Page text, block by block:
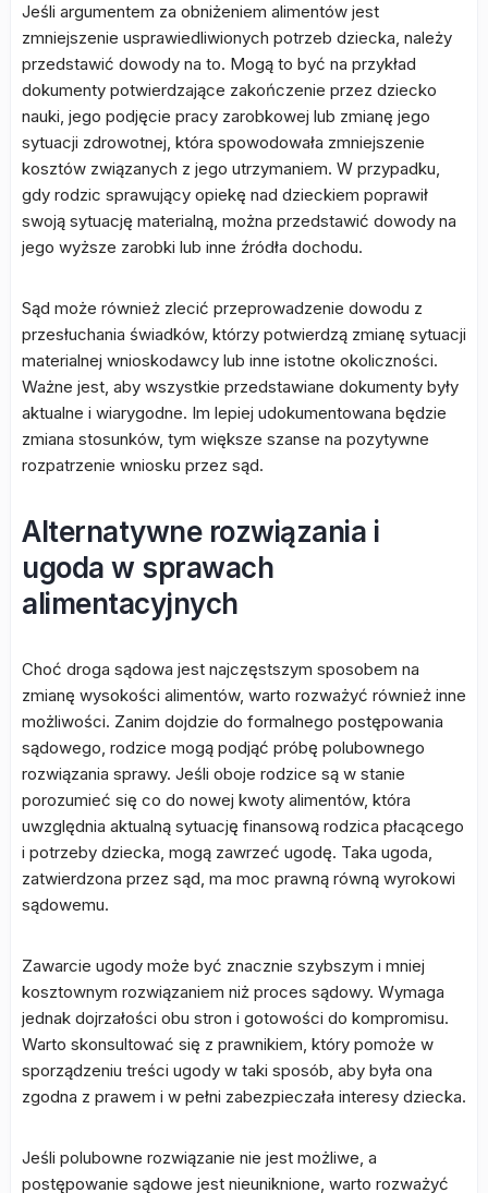
Jeśli argumentem za obniżeniem alimentów jest
zmniejszenie usprawiedliwionych potrzeb dziecka, należy
przedstawić dowody na to. Mogą to być na przykład
dokumenty potwierdzające zakończenie przez dziecko
nauki, jego podjęcie pracy zarobkowej lub zmianę jego
sytuacji zdrowotnej, która spowodowała zmniejszenie
kosztów związanych z jego utrzymaniem. W przypadku,
gdy rodzic sprawujący opiekę nad dzieckiem poprawił
swoją sytuację materialną, można przedstawić dowody na
jego wyższe zarobki lub inne źródła dochodu.
Sąd może również zlecić przeprowadzenie dowodu z
przesłuchania świadków, którzy potwierdzą zmianę sytuacji
materialnej wnioskodawcy lub inne istotne okoliczności.
Ważne jest, aby wszystkie przedstawiane dokumenty były
aktualne i wiarygodne. Im lepiej udokumentowana będzie
zmiana stosunków, tym większe szanse na pozytywne
rozpatrzenie wniosku przez sąd.
Alternatywne rozwiązania i
ugoda w sprawach
alimentacyjnych
Choć droga sądowa jest najczęstszym sposobem na
zmianę wysokości alimentów, warto rozważyć również inne
możliwości. Zanim dojdzie do formalnego postępowania
sądowego, rodzice mogą podjąć próbę polubownego
rozwiązania sprawy. Jeśli oboje rodzice są w stanie
porozumieć się co do nowej kwoty alimentów, która
uwzględnia aktualną sytuację finansową rodzica płacącego
i potrzeby dziecka, mogą zawrzeć ugodę. Taka ugoda,
zatwierdzona przez sąd, ma moc prawną równą wyrokowi
sądowemu.
Zawarcie ugody może być znacznie szybszym i mniej
kosztownym rozwiązaniem niż proces sądowy. Wymaga
jednak dojrzałości obu stron i gotowości do kompromisu.
Warto skonsultować się z prawnikiem, który pomoże w
sporządzeniu treści ugody w taki sposób, aby była ona
zgodna z prawem i w pełni zabezpieczała interesy dziecka.
Jeśli polubowne rozwiązanie nie jest możliwe, a
postępowanie sądowe jest nieuniknione, warto rozważyć